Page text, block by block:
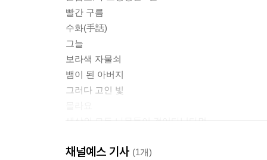
빨간 구름
수화(手話)
그늘
보라색 자물쇠
뱀이 된 아버지
그러다 고인 빛
세상의 모든 나무들이 걸어다닌다면
위험한 기류
채널예스 기사 (1개)